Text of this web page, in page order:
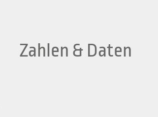
Zahlen & Daten